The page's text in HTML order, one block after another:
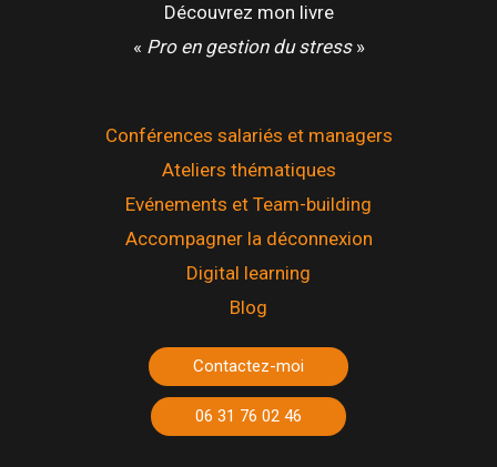
Découvrez mon livre
« Pro en gestion du stress»
Conférences salariés et managers
Ateliers thématiques
Evénements et Team-building
Accompagner la déconnexion
Digital learning
Blog
Contactez-moi
06 31 76 02 46